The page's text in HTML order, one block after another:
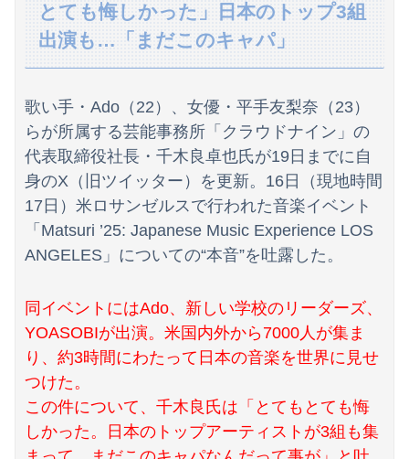
【画像】ハビタ部長「戻れるなら売上金庫に戻して 無理なら全然いいです イオンが戻って良いって言わなきゃ入ったらダメです」
吉田綾乃クリスティーさん、号泣…【乃木坂46】
【朗報】減税に反対したエース級の財務官僚、左遷されるｗｗｗｗｗｗ
【動画】仲間に花火を水平撃ちしようとして障害を負ったかもしれない事故。
とても悔しかった」日本のトップ3組
出演も…「まだこのキャパ」
歌い手・Ado（22）、女優・平手友梨奈（23）
らが所属する芸能事務所「クラウドナイン」の
代表取締役社長・千木良卓也氏が19日までに自
身のX（旧ツイッター）を更新。16日（現地時間
17日）米ロサンゼルスで行われた音楽イベント
「Matsuri ’25: Japanese Music Experience LOS
ANGELES」についての“本音”を吐露した。
同イベントにはAdo、新しい学校のリーダーズ、
YOASOBIが出演。米国内外から7000人が集ま
り、約3時間にわたって日本の音楽を世界に見せ
つけた。
この件について、千木良氏は「とてもとても悔
しかった。日本のトップアーティストが3組も集